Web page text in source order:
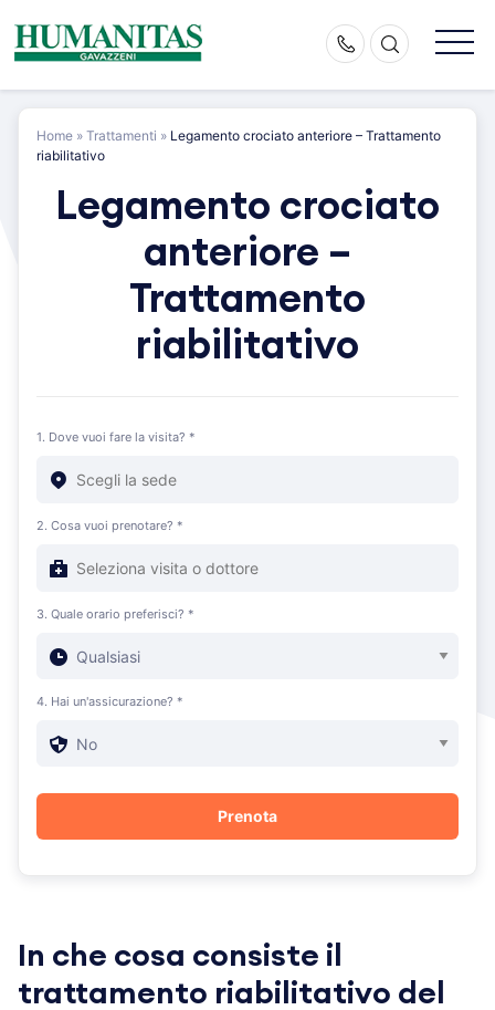
content
Home » Trattamenti » Legamento crociato anteriore – Trattamento
riabilitativo
Legamento crociato
anteriore –
Trattamento
riabilitativo
1. Dove vuoi fare la visita? *
2. Cosa vuoi prenotare? *
3. Quale orario preferisci? *
4. Hai un'assicurazione? *
In che cosa consiste il
trattamento riabilitativo del